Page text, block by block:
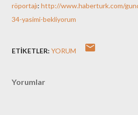
röportajı: http://www.haberturk.com/
34-yasimi-bekliyorum
ETIKETLER: YORUM
Yorumlar